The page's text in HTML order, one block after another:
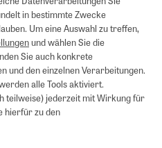
in bestimmte Zwecke
Um eine Auswahl zu treffen,
und wählen Sie die
Sie auch konkrete
und den einzelnen Verarbeitungen.
alle Tools aktiviert.
teilweise) jederzeit mit Wirkung für
hierfür zu den